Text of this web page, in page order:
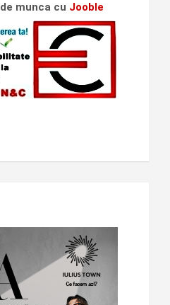
munca cu Jooble